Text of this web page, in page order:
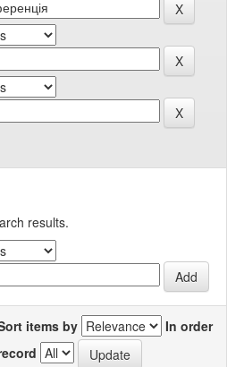
results.
items by
In order